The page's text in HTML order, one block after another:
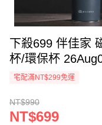
下殺699 伴佳家
杯/環保杯
宅配滿NT$299免運
NT$990
NT$699